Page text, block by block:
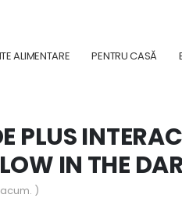
ALIMENTARE PENTRU CASĂ
PLUS
IN THE
)